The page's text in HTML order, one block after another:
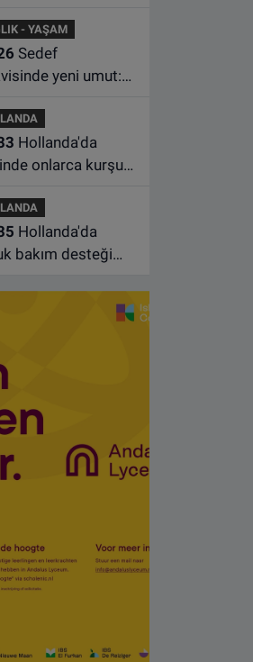
hayvan başına
euro ceza
- YAŞAM
yeni umut:
bulundu
onlarca kurşun
satışa çıktı
bakım desteği
ek ödeme yapıyor